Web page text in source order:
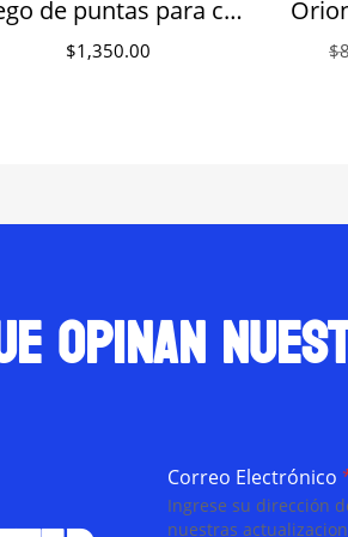
Juego de puntas para cavitron DTE D5 Woodpecker blíster con 6
$1,350.00 $
opinan
Correo Electrónico
Ingrese su dirección
nuestras